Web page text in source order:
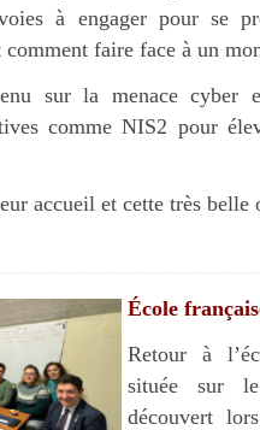
à engager pour se
faire face à un
sur la menace
comme NIS2 pour
accueil et cette très belle
École
Retour à
située sur le
découvert